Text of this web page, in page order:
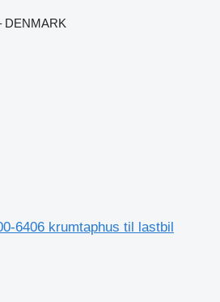
DENMARK
6406 krumtaphus til lastbil